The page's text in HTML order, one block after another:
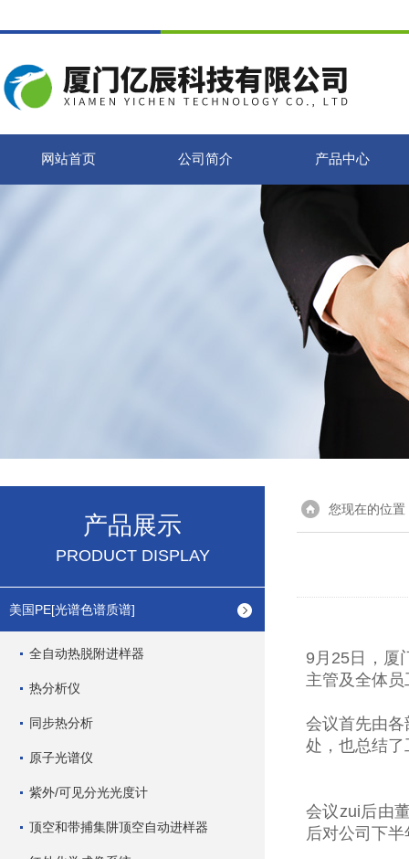
网站首页 公司简介 产品中心
产品展示
PRODUCT DISPLAY
美国PE[光谱色谱质谱]
全自动热脱附进样器
热分析仪
同步热分析
原子光谱仪
紫外/可见分光光度计
顶空和带捕集阱顶空自动进样器
您现在的位置
9月25日，厦
主管及全体
会议首先由
处，也总结
会议zui后由
后对公司下